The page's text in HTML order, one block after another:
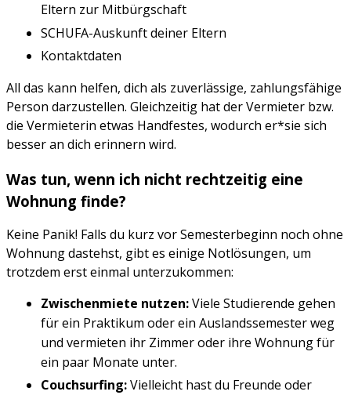
Eltern zur Mitbürgschaft
SCHUFA-Auskunft deiner Eltern
Kontaktdaten
All das kann helfen, dich als zuverlässige, zahlungsfähige
Person darzustellen. Gleichzeitig hat der Vermieter bzw.
die Vermieterin etwas Handfestes, wodurch er*sie sich
besser an dich erinnern wird.
Was tun, wenn ich nicht rechtzeitig eine
Wohnung finde?
Keine Panik! Falls du kurz vor Semesterbeginn noch ohne
Wohnung dastehst, gibt es einige Notlösungen, um
trotzdem erst einmal unterzukommen:
Zwischenmiete nutzen:Viele Studierende gehen
für ein Praktikum oder ein Auslandssemester weg
und vermieten ihr Zimmer oder ihre Wohnung für
ein paar Monate unter.
Couchsurfing:Vielleicht hast du Freunde oder